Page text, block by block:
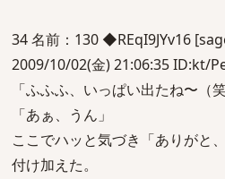
34 名前：130 ◆REqI9JYv16
2009/10/02(金) 21:06:35 ID:kt/
「ふふふ、いっぱい出たね〜（笑
「あぁ、うん」
ここでハッと気づき「ありがと
付け加えた。